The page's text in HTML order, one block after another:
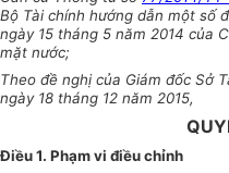
Bộ Tài chính hướng dẫn một số
ngày 15 tháng 5 năm 2014 của
mặt nước;
Theo đề nghị của Giám đốc Sở
ngày 18 tháng 12 năm 2015,
Điều 1. Phạm vi điều chỉnh